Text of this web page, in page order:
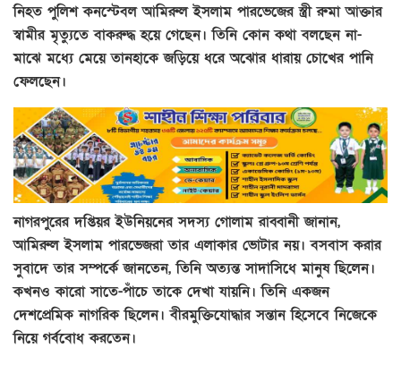
নিহত পুলিশ কনস্টেবল আমিরুল ইসলাম পারভেজের স্ত্রী রুমা আক্তার
স্বামীর মৃত্যুতে বাকরুদ্ধ হয়ে গেছেন। তিনি কোন কথা বলছেন না-
মাঝে মধ্যে মেয়ে তানহাকে জড়িয়ে ধরে অঝোর ধারায় চোখের পানি
ফেলছেন।
নাগরপুরের দপ্তিয়র ইউনিয়নের সদস্য গোলাম রাব্বানী জানান,
আমিরুল ইসলাম পারভেজরা তার এলাকার ভোটার নয়। বসবাস করার
সুবাদে তার সম্পর্কে জানতেন, তিনি অত্যন্ত সাদাসিধে মানুষ ছিলেন।
কখনও কারো সাতে-পাঁচে তাকে দেখা যায়নি। তিনি একজন
দেশপ্রেমিক নাগরিক ছিলেন। বীরমুক্তিযোদ্ধার সন্তান হিসেবে নিজেকে
নিয়ে গর্ববোধ করতেন।